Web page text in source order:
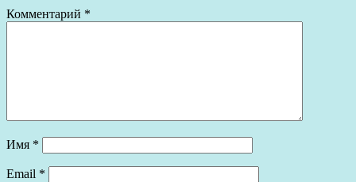
Комментарий *
Имя *
Email *